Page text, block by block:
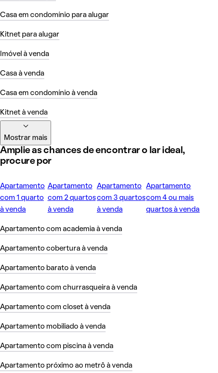
Casa em condomínio para alugar
Kitnet para alugar
Imóvel à venda
Casa à venda
Casa em condomínio à venda
Kitnet à venda
Mostrar mais
Amplie as chances de encontrar o lar ideal,
procure por
Apartamento
com 1 quarto
à venda
Apartamento
com 2 quartos
à venda
Apartamento
com 3 quartos
à venda
Apartamento
com 4 ou mais
quartos à venda
Apartamento com academia à venda
Apartamento cobertura à venda
Apartamento barato à venda
Apartamento com churrasqueira à venda
Apartamento com closet à venda
Apartamento mobiliado à venda
Apartamento com piscina à venda
Apartamento próximo ao metrô à venda